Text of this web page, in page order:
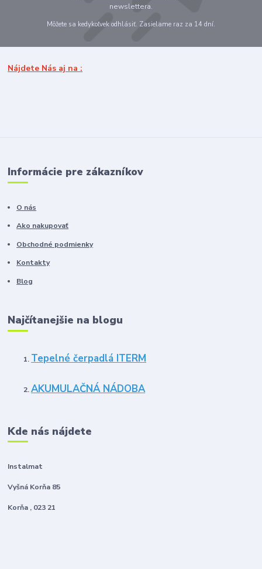
newslettera.
Môžete sa kedykoľvek odhlásiť. Zasielame raz za 14 dní.
Nájdete Nás aj na :
Informácie pre zákazníkov
O nás
Ako nakupovať
Obchodné podmienky
Kontakty
Blog
Najčítanejšie na blogu
Tepelné čerpadlá ITERM
AKUMULAČNÁ NÁDOBA
Kde nás nájdete
Instalmat
Vyšná Korňa 85
Korňa , 023 21